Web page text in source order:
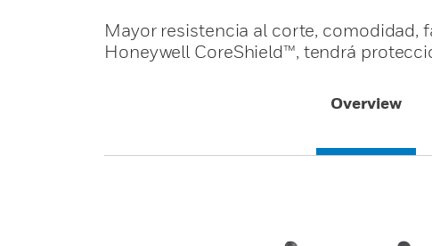
Mayor resistencia al corte, comodidad,
Honeywell CoreShield™, tendrá
Overview